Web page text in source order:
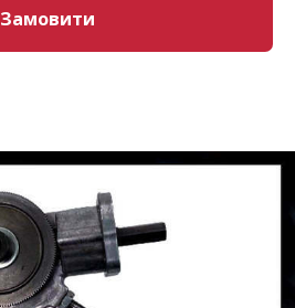
Замовити